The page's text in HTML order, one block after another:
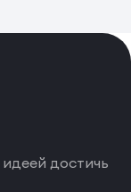
достичь